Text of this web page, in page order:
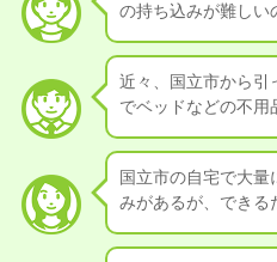
の持ち込みが難しい
近々、国立市から引
でベッドなどの不用
国立市の自宅で大
みがあるが、できる